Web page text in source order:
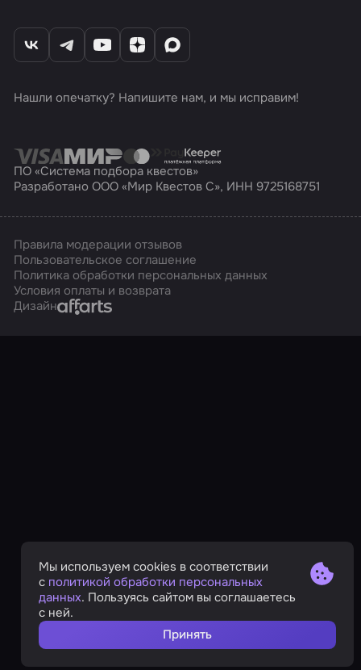
Нашли опечатку? Напишите нам, и мы исправим!
ПО «Система подбора квестов»
Разработано ООО «Мир Квестов С», ИНН 9725168751
Правила модерации отзывов
Пользовательское соглашение
Политика обработки персональных данных
Условия оплаты и возврата
ДизайнAffarts
Мы используем cookies в соответствии
с политикой обработки персональных
данных. Пользуясь сайтом вы соглашаетесь
с ней.
Принять